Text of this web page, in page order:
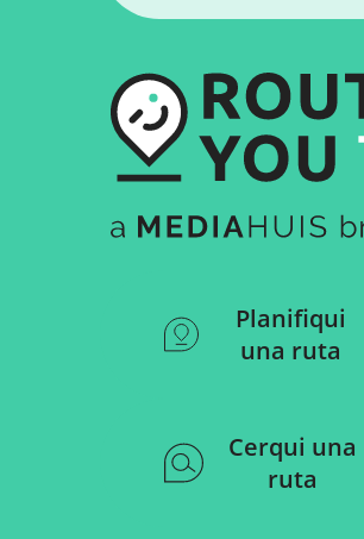
Planifiqui
una ruta
Cerqui una
ruta